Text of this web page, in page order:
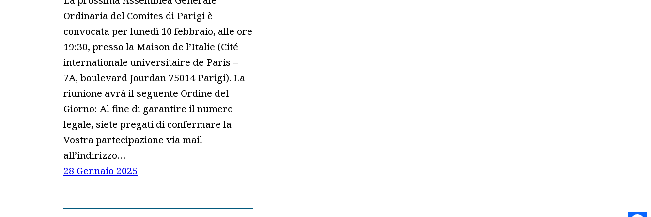
Ordinaria del Comites di Parigi è
convocata per lunedì 10 febbraio, alle ore
19:30, presso la Maison de l’Italie (Cité
internationale universitaire de Paris –
7A, boulevard Jourdan 75014 Parigi). La
riunione avrà il seguente Ordine del
Giorno: Al fine di garantire il numero
legale, siete pregati di confermare la
Vostra partecipazione via mail
all’indirizzo…
28 Gennaio 2025